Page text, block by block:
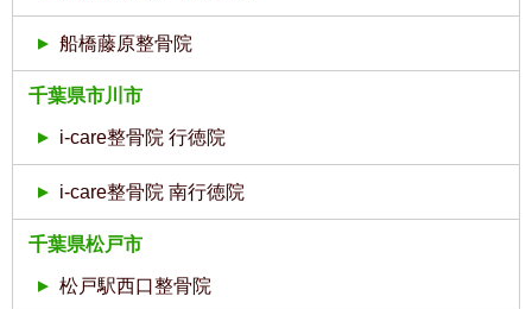
船橋藤原整骨院
千葉県市川市
i-care整骨院 行徳院
i-care整骨院 南行徳院
千葉県松戸市
松戸駅西口整骨院